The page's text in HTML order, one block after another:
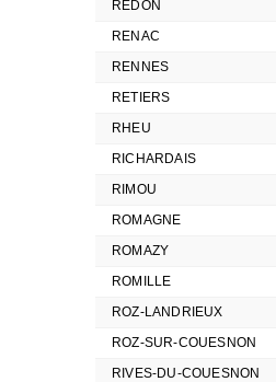
REDON
RENAC
RENNES
RETIERS
RHEU
RICHARDAIS
RIMOU
ROMAGNE
ROMAZY
ROMILLE
ROZ-LANDRIEUX
ROZ-SUR-COUESNON
RIVES-DU-COUESNON